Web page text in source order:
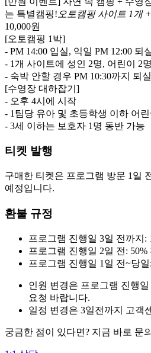
는 특별캠핑! 오토캠핑 사이트 1개
10,000원
[오토캠핑 1박]
- PM 14:00 입실, 익일 PM 12:00 퇴
- 1개 사이트에 성인 2명, 어린이 2
- 숙박 안할 경우 PM 10:30까지 퇴
[수영장 대하잡기]
- 오후 4시에 시작
- 1팀당 유아 및 초등학생 이하 어
- 3세 이하는 보호자 1명 동반 가능
티켓 발행
구매한 티켓은 프로그램 방문 1일
예정입니다.
환불 규정
프로그램 진행일 3일 전까지:
프로그램 진행일 2일 전: 50%
프로그램 진행일 1일 전~당
인원 변경은 프로그램 진행
요청 바랍니다.
일정 변경은 3일전까지 고객
궁금한 점이 있다면? 지금 바로 문